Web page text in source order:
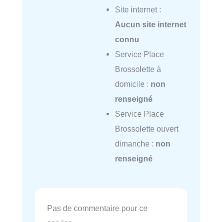
Site internet :
Aucun site internet
connu
Service Place
Brossolette à
domicile : non
renseigné
Service Place
Brossolette ouvert
dimanche : non
renseigné
Pas de commentaire pour ce